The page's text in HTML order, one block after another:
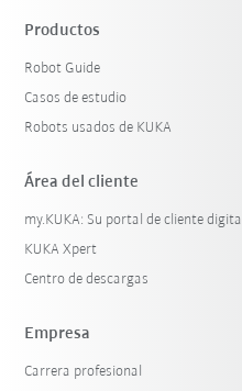
Productos
Robot Guide
Casos de estudio
Robots usados de KUKA
Área del cliente
my.KUKA: Su portal de cliente digital
KUKA Xpert
Centro de descargas
Empresa
Carrera profesional